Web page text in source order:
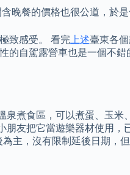
晚餐的價格也很公道，於是
致感受。 看完 上述臺東各個
的自駕露營車也是一個不
煮食區，可以煮蛋、玉米
友把它當遊樂器材使用，
主，沒有限制延後日期，